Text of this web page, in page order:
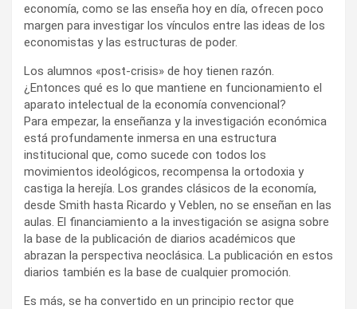
economía, como se las enseña hoy en día, ofrecen poco
margen para investigar los vínculos entre las ideas de los
economistas y las estructuras de poder.
Los alumnos «post-crisis» de hoy tienen razón.
¿Entonces qué es lo que mantiene en funcionamiento el
aparato intelectual de la economía convencional?
Para empezar, la enseñanza y la investigación económica
está profundamente inmersa en una estructura
institucional que, como sucede con todos los
movimientos ideológicos, recompensa la ortodoxia y
castiga la herejía. Los grandes clásicos de la economía,
desde Smith hasta Ricardo y Veblen, no se enseñan en las
aulas. El financiamiento a la investigación se asigna sobre
la base de la publicación de diarios académicos que
abrazan la perspectiva neoclásica. La publicación en estos
diarios también es la base de cualquier promoción.
Es más, se ha convertido en un principio rector que